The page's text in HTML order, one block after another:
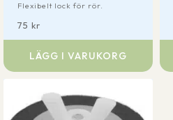
75 kr
Flexibelt lock för rör.
LÄGG I VARUKORG